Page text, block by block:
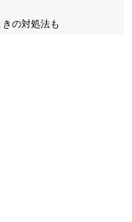
の対処法も